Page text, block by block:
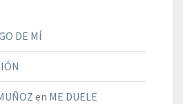
DE MÍ
en ME DUELE